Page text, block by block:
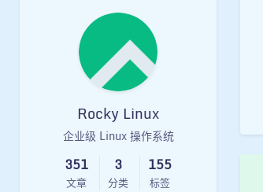
Rocky Linux
企业级 Linux 操作系统
351
文章
3
分类
155
标签